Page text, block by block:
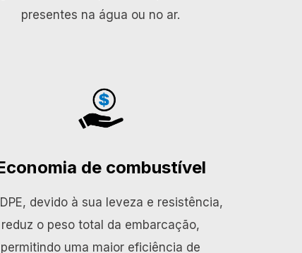
presentes na água ou no ar.
de combustível
devido à sua leveza e resistência,
reduz o peso total da embarcação,
permitindo uma maior eficiência de